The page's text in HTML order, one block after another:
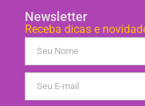
Newsletter
Receba dicas e